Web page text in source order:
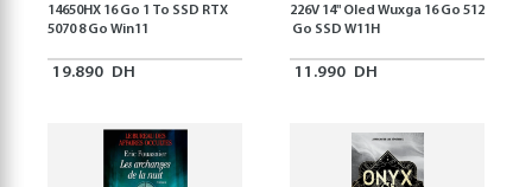
14650HX 16 Go 1 To SSD RTX
5070 8 Go Win11
19.890 DH
226V 14" Oled Wuxga 16 Go 512
Go SSD W11H
11.990 DH